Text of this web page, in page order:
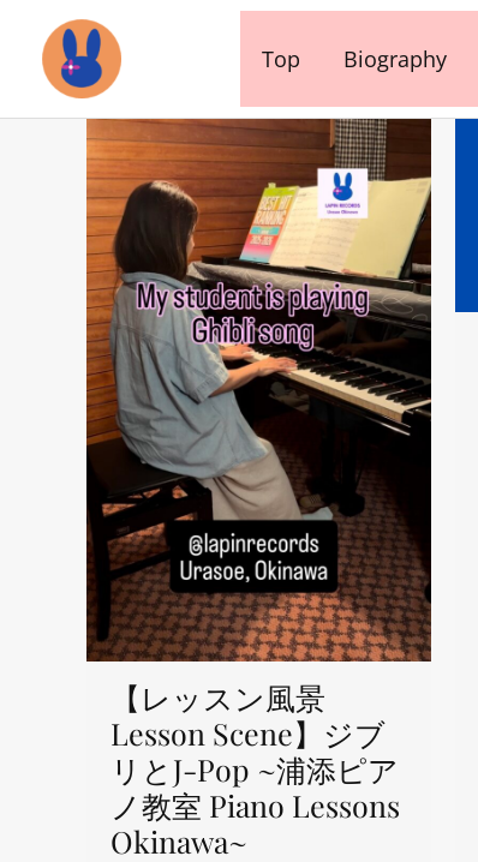
ス
Top Biography
【レッスン風景
Lesson Scene】ジブ
リとJ-Pop ~浦添ピア
ノ教室 Piano Lessons
Okinawa~